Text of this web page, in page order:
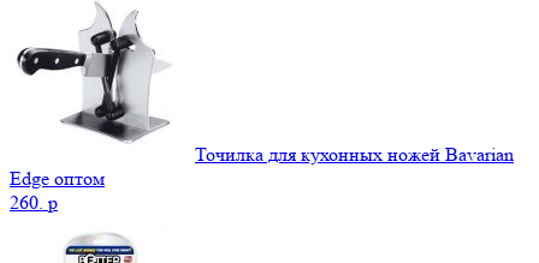
Точилка для кухонных ножей Bavarian
Edge оптом
260. p